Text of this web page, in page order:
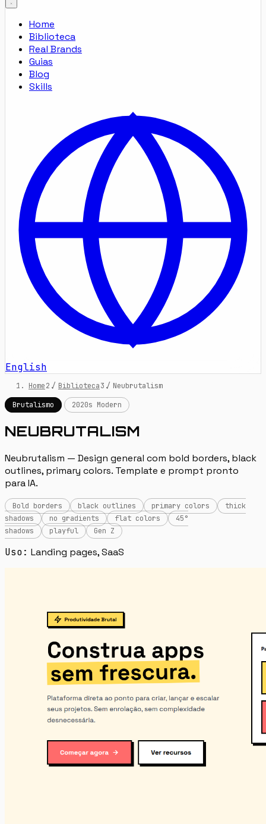
Home
Biblioteca
Real Brands
Guias
Blog
Skills
English
Home / Biblioteca / Neubrutalism
Brutalismo
2020s Modern
NEUBRUTALISM
Neubrutalism — Design general com bold borders, black
outlines, primary colors. Template e prompt pronto
para IA.
Bold borders black outlines primary colors
thick
shadows
no gradients flat colors
45°
shadows
playful Gen Z
Uso: Landing pages, SaaS